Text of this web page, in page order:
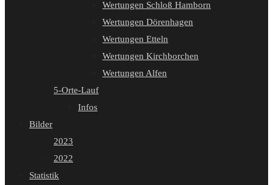
Wertungen Schloß Hamborn
Wertungen Dörenhagen
Wertungen Etteln
Wertungen Kirchborchen
Wertungen Alfen
5-Orte-Lauf
Infos
Bilder
2023
2022
Statistik